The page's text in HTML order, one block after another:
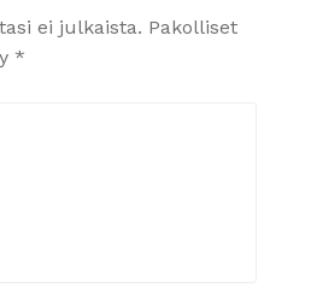
ei julkaista. Pakolliset
*